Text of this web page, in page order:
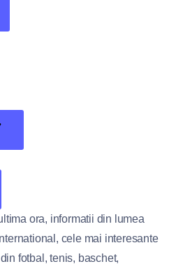
ora, informatii din lumea
cele mai interesante
fotbal, tenis, baschet,